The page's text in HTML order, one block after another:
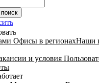
Офисы в регионахНаши
и условия